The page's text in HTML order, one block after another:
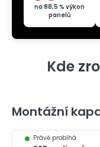
na 88,5 % výkon
panelů
Kde
Montážní
Právě probíhá